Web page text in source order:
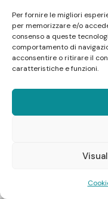
Per fornire le migliori
per memorizzare e/o
consenso a queste
comportamento di
acconsentire o ritirare il
caratteristiche e funzioni.